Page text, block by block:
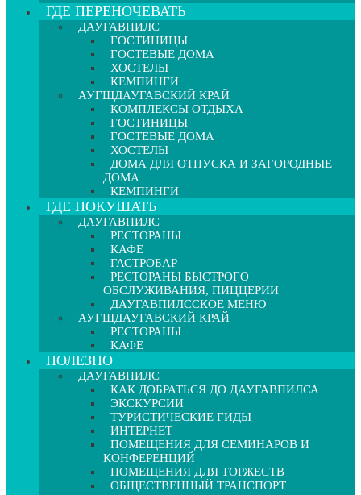
ГДЕ ПЕРЕНОЧЕВАТЬ
ДАУГАВПИЛС
ГОСТИНИЦЫ
ГОСТЕВЫЕ ДОМА
ХОСТЕЛЫ
КЕМПИНГИ
АУГШДАУГАВСКИЙ КРАЙ
КОМПЛЕКСЫ ОТДЫХА
ГОСТИНИЦЫ
ГОСТЕВЫЕ ДОМА
ХОСТЕЛЫ
ДОМА ДЛЯ ОТПУСКА И ЗАГОРОДНЫЕ
ДОМА
КЕМПИНГИ
ГДЕ ПОКУШАТЬ
ДАУГАВПИЛС
РЕСТОРАНЫ
КАФЕ
ГАСТРОБАР
РЕСТОРАНЫ БЫСТРОГО
ОБСЛУЖИВАНИЯ, ПИЦЦЕРИИ
ДАУГАВПИЛССКОЕ МЕНЮ
АУГШДАУГАВСКИЙ КРАЙ
РЕСТОРАНЫ
КАФЕ
ПОЛЕЗНО
ДАУГАВПИЛС
КАК ДОБРАТЬСЯ ДО ДАУГАВПИЛСА
ЭКСКУРСИИ
ТУРИСТИЧЕСКИЕ ГИДЫ
ИНТЕРНЕТ
ПОМЕЩЕНИЯ ДЛЯ СЕМИНАРОВ И
КОНФЕРЕНЦИЙ
ПОМЕЩЕНИЯ ДЛЯ ТОРЖЕСТВ
ОБЩЕСТВЕННЫЙ ТРАНСПОРТ